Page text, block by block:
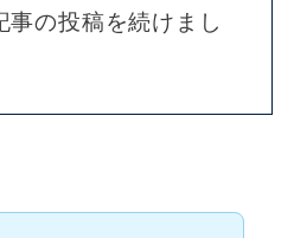
事の投稿を続けまし